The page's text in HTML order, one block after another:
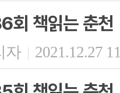
회 책읽는 춘천
자 | 2021.12.27